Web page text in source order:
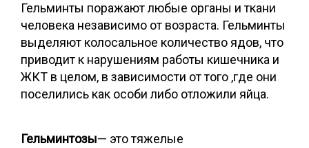
Гельминты поражают любые органы и ткани
человека независимо от возраста. Гельминты
выделяют колосальное количество ядов, что
приводит к нарушениям работы кишечника и
ЖКТ в целом, в зависимости от того ,где они
поселились как особи либо отложили яйца.
Гельминтозы— это тяжелые